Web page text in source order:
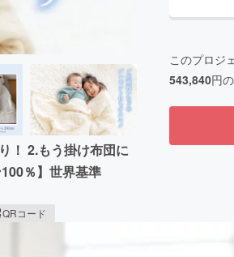
！ 2.もう掛け布団に
％】世界基準
QRコード
このプロジ
543,840円